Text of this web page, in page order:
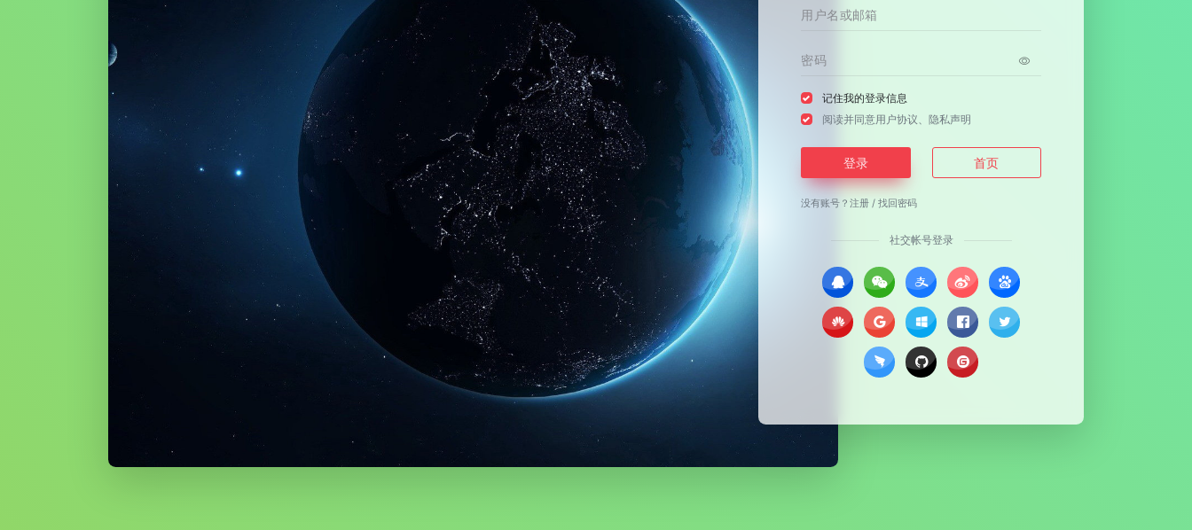
记住我的登录信息
阅读并同意用户协议 、隐私声明
登录 首页
没有账号？注册 /找回密码
社交帐号登录